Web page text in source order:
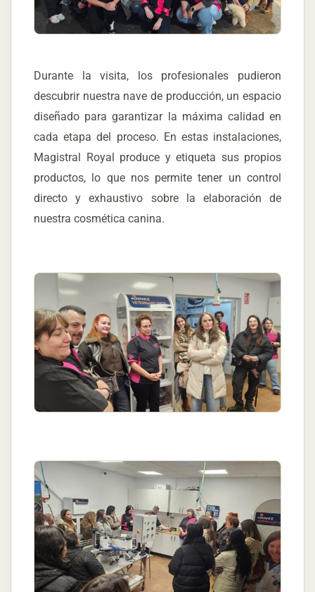
Durante la visita, los profesionales pudieron
descubrir nuestra nave de producción, un espacio
diseñado para garantizar la máxima calidad en
cada etapa del proceso. En estas instalaciones,
Magistral Royal produce y etiqueta sus propios
productos, lo que nos permite tener un control
directo y exhaustivo sobre la elaboración de
nuestra cosmética canina.